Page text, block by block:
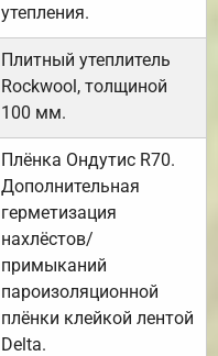
утепления.
Плитный утеплитель
Rockwool, толщиной
100 мм.
Плёнка Ондутис R70.
Дополнительная
герметизация
нахлёстов/
примыканий
пароизоляционной
плёнки клейкой лентой
Delta.